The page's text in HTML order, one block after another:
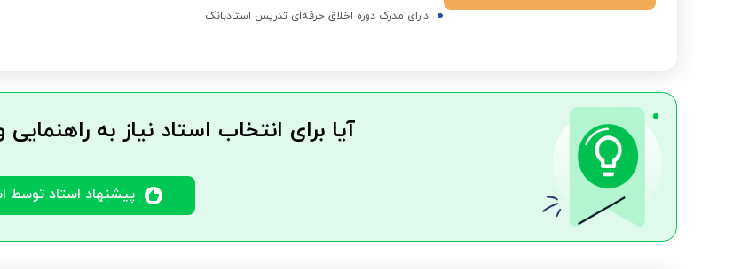
دارای مدرک دوره اخلاق حرفه‌ای تدریس استادبانک
آیا برای انتخاب استاد نیاز به
پیشنهاد استاد توسط